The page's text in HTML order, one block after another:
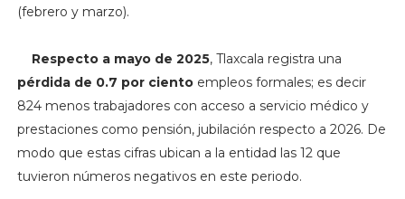
(febrero y marzo).
Respecto a mayo de 2025, Tlaxcala registra una
pérdida de 0.7 por cientoempleos formales; es decir
824 menos trabajadores con acceso a servicio médico y
prestaciones como pensión, jubilación respecto a 2026. De
modo que estas cifras ubican a la entidad las 12 que
tuvieron números negativos en este periodo.